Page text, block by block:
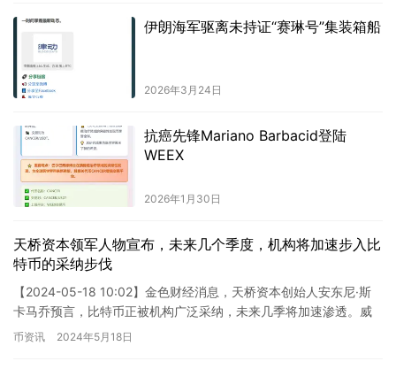
伊朗海军驱离未持证“赛琳号”集装箱船
2026年3月24日
抗癌先锋Mariano Barbacid登陆
WEEX
2026年1月30日
天桥资本领军人物宣布，未来几个季度，机构将加速步入比
特币的采纳步伐
【2024-05-18 10:02】金色财经消息，天桥资本创始人安东尼·斯
卡马乔预言，比特币正被机构广泛采纳，未来几季将加速渗透。威
斯康星州的举措被视为先兆，养老基金可能纷纷跟进。…
币资讯 2024年5月18日